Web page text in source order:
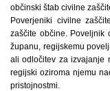
občinski štab civilne
Poverjeniki civilne
zaščite občine. Poveljnik
županu, regijskemu
ali odločitev za izvajanje
regijski oziroma njemu
pristojnostmi.